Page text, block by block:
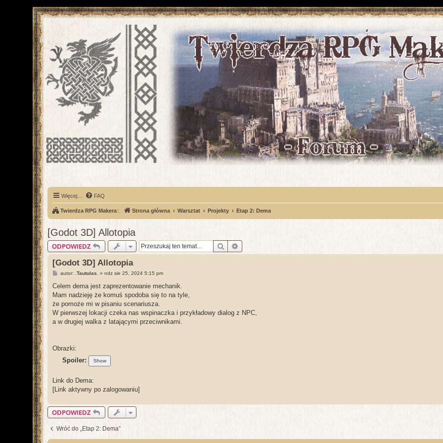
Więcej… FAQ
Twierdza RPG Makera:: Strona główna Warsztat Projekty Etap 2: Dema
[Godot 3D] Allotopia
ODPOWIEDZ Szukaj
[Godot 3D] Allotopia
P
s
autor: .Tautulas. » ndz sie 25, 2024 5:15 pm
Celem dema jest zaprezentowanie mechanik.
Mam nadzieję że komuś spodoba się to na tyle,
że pomoże mi w pisaniu scenariusza.
W pierwszej lokacji czeka nas wspinaczka i przykładowy dialog z NPC,
a w drugiej walka z latającymi przeciwnikami.
Obrazki:
Spoiler:
Link do Dema:
[Link aktywny po zalogowaniu]
ODPOWIEDZ
Wróć do „Etap 2: Dema”